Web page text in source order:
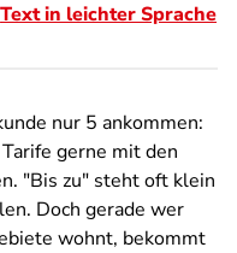
Text in leichter Sprache
nur 5 ankommen:
gerne mit den
"Bis zu" steht oft klein
Doch gerade wer
wohnt, bekommt